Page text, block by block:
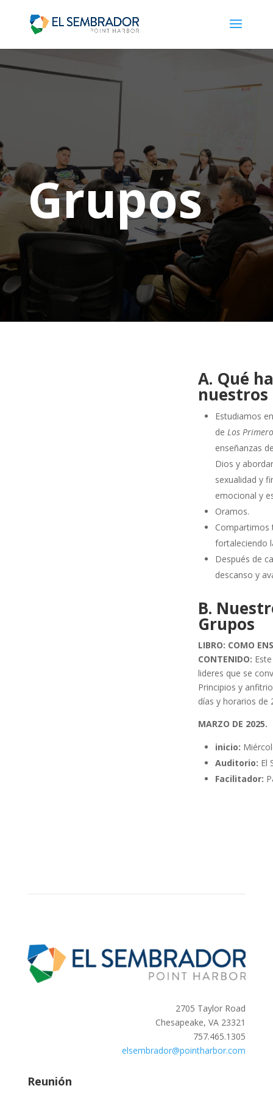
Grupos
A. Qué
nuestros
Estudiamos
de Los
enseñanzas
Dios y
sexualidad y
emocional y
Oramos.
Compartimos
fortaleciendo
Después de
descanso y
B.
Grupos
LIBRO: COMO
CONTENIDO:
lideres que se
Principios y
días y horarios de
MARZO DE 2025.
inicio:
Auditorio: El
Facilitador:
2705 Taylor Road
Chesapeake, VA 23321
757.465.1305
elsembrador@pointharbor.com
Reunión